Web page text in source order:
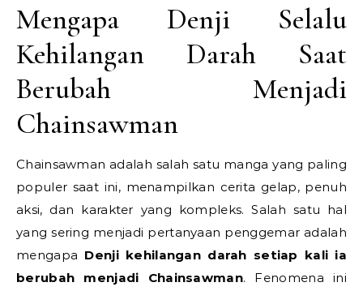
Mengapa Denji Selalu
Kehilangan Darah Saat
Berubah Menjadi
Chainsawman
Chainsawman adalah salah satu manga yang paling
populer saat ini, menampilkan cerita gelap, penuh
aksi, dan karakter yang kompleks. Salah satu hal
yang sering menjadi pertanyaan penggemar adalah
mengapa Denji kehilangan darah setiap kali ia
berubah menjadi Chainsawman. Fenomena ini